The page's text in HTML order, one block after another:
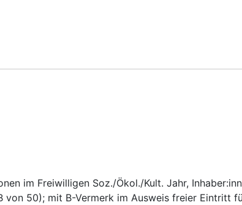
im Freiwilligen Soz./Ökol./Kult. Jahr,
von 50); mit B-Vermerk im Ausweis freier Eintritt